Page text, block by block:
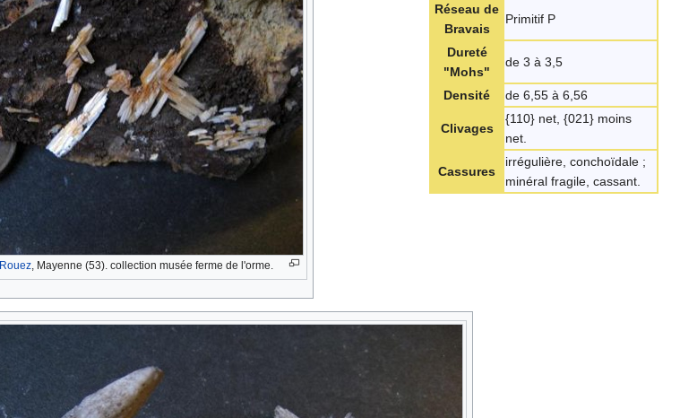
Réseau de
Bravais
Primitif P
Dureté
"Mohs"
de 3 à 3,5
Densité de 6,55 à 6,56
Clivages
{110} net, {021} moins
net.
Cassures
irrégulière, conchoïdale ;
minéral fragile, cassant.
Rouez, Mayenne (53). collection musée ferme de l'orme.